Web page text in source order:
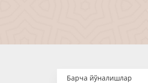
Барча йўналишлар